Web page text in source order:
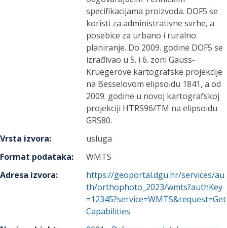
specifikacijama proizvoda. DOF5 se
koristi za administrativne svrhe, a
posebice za urbano i ruralno
planiranje. Do 2009. godine DOF5 se
izrađivao u 5. i 6. zoni Gauss-
Kruegerove kartografske projekcije
na Besselovom elipsoidu 1841, a od
2009. godine u novoj kartografskoj
projekciji HTRS96/TM na elipsoidu
GRS80.
Vrsta izvora:
usluga
Format podataka:
WMTS
Adresa izvora:
https://geoportal.dgu.hr/services/au
th/orthophoto_2023/wmts?authKey
=12345?service=WMTS&request=Get
Capabilities